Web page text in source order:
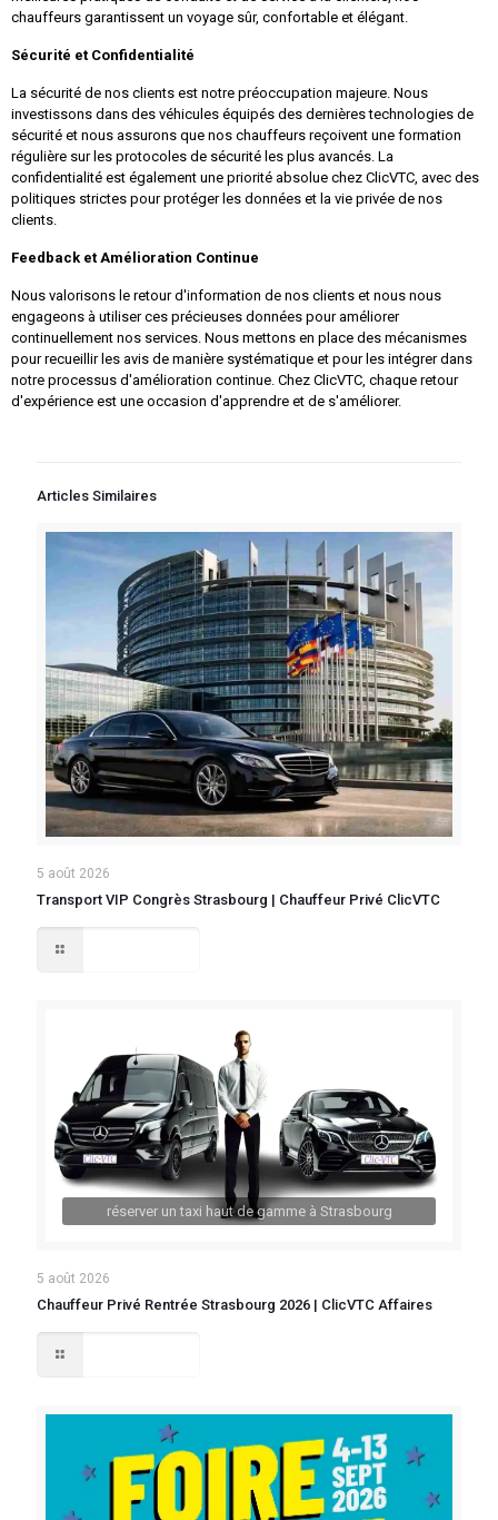
chauffeurs garantissent un voyage sûr, confortable et élégant.
Sécurité et Confidentialité
La sécurité de nos clients est notre préoccupation majeure. Nous
investissons dans des véhicules équipés des dernières technologies de
sécurité et nous assurons que nos chauffeurs reçoivent une formation
régulière sur les protocoles de sécurité les plus avancés. La
confidentialité est également une priorité absolue chez ClicVTC, avec des
politiques strictes pour protéger les données et la vie privée de nos
clients.
Feedback et Amélioration Continue
Nous valorisons le retour d'information de nos clients et nous nous
engageons à utiliser ces précieuses données pour améliorer
continuellement nos services. Nous mettons en place des mécanismes
pour recueillir les avis de manière systématique et pour les intégrer dans
notre processus d'amélioration continue. Chez ClicVTC, chaque retour
d'expérience est une occasion d'apprendre et de s'améliorer.
Articles Similaires
5 août 2026
Transport VIP Congrès Strasbourg | Chauffeur Privé ClicVTC
réserver un taxi haut de gamme à Strasbourg
5 août 2026
Chauffeur Privé Rentrée Strasbourg 2026 | ClicVTC Affaires